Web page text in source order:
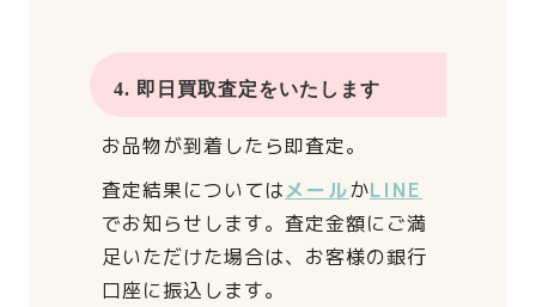
4. 即日買取査定をいたします
お品物が到着したら即査定。
査定結果についてはメールかLINE
でお知らせします。 査定金額にご満
足いただけた場合は、 お客様の銀行
口座に振込します。